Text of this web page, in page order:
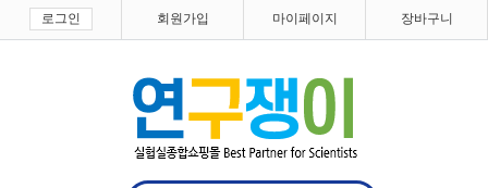
로그인 회원가입 마이페이지 장바구니